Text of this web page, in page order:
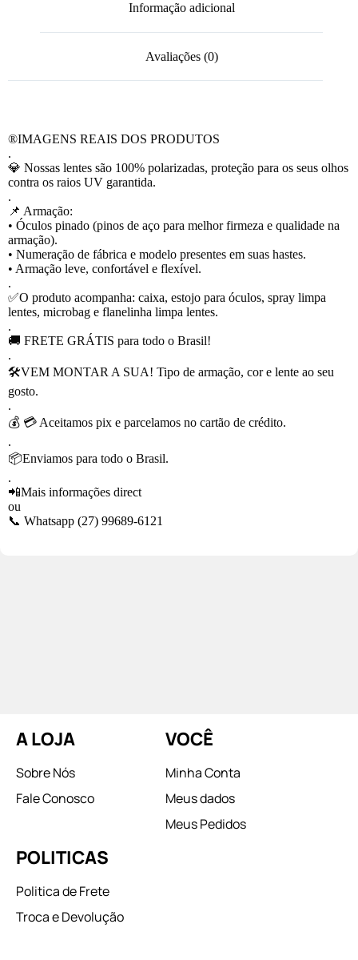
Informação adicional
Avaliações (0)
®️IMAGENS REAIS DOS PRODUTOS
.
💎 Nossas lentes são 100% polarizadas, proteção para os seus olhos
contra os raios UV garantida.
.
📌 Armação:
• Óculos pinado (pinos de aço para melhor firmeza e qualidade na
armação).
• Numeração de fábrica e modelo presentes em suas hastes.
• Armação leve, confortável e flexível.
.
✅O produto acompanha: caixa, estojo para óculos, spray limpa
lentes, microbag e flanelinha limpa lentes.
.
🚚 FRETE GRÁTIS para todo o Brasil!
.
🛠VEM MONTAR A SUA! Tipo de armação, cor e lente ao seu
gosto.
.
💰 💳 Aceitamos pix e parcelamos no cartão de crédito.
.
📦Enviamos para todo o Brasil.
.
📲Mais informações direct
ou
📞 Whatsapp (27) 99689-6121
A LOJA
Sobre Nós
Fale Conosco
VOCÊ
Minha Conta
Meus dados
Meus Pedidos
POLITICAS
Politica de Frete
Troca e Devolução